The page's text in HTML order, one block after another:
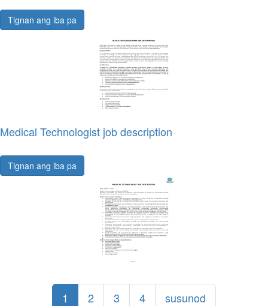
Tignan ang iba pa
Medical Technologist job description
Tignan ang iba pa
1 2 3 4 susunod